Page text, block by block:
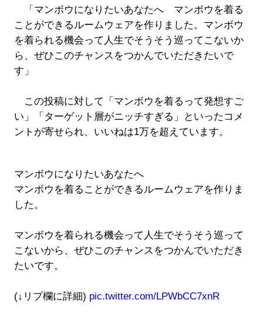
「マンボウになりたいあなたへ マンボウを着る
ことができるルームウェアを作りました。マンボウ
を着られる機会って人生でそうそう巡ってこないか
ら、ぜひこのチャンスをつかんでいただきたいで
す」
この投稿に対して「マンボウを着るって発想すご
い」「ターゲット層がニッチすぎる」といったコメ
ントが寄せられ、いいねは1万を超えています。
マンボウになりたいあなたへ
マンボウを着ることができるルームウェアを作りま
した。
マンボウを着られる機会って人生でそうそう巡って
こないから、ぜひこのチャンスをつかんでいただき
たいです。
(↓リプ欄に詳細) pic.twitter.com/LPWbCC7xnR